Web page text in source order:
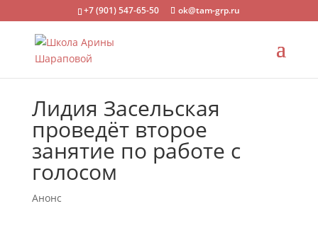
+7 (901) 547-65-50 ok@tam-grp.ru
Лидия Засельская
проведёт второе
занятие по работе с
голосом
Анонс